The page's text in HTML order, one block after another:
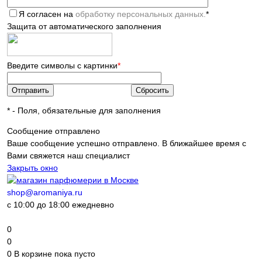
Я согласен на обработку персональных данных. *
Защита от автоматического заполнения
Введите символы с картинки*
* - Поля, обязательные для заполнения
Сообщение отправлено
Ваше сообщение успешно отправлено. В ближайшее время с
Вами свяжется наш специалист
Закрыть окно
shop@aromaniya.ru
с 10:00 до 18:00 ежедневно
0
0
0 В корзине пока пусто